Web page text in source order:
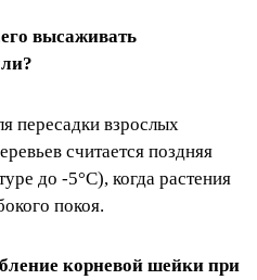
высаживать
пересадки взрослых
считается поздняя
до -5°C), когда растения
покоя.
корневой шейки при